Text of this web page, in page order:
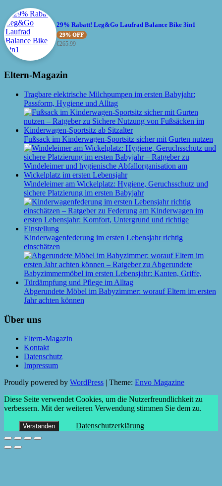
29% Rabatt! Leg&Go Laufrad Balance Bike 3in1
29% OFF
€265.99
Eltern-Magazin
Tragbare elektrische Milchpumpen im ersten Babyjahr:
Passform, Hygiene und Alltag
Fußsack im Kinderwagen-Sportsitz sicher mit Gurten nutzen
Windeleimer am Wickelplatz: Hygiene, Geruchsschutz und
sichere Platzierung im ersten Babyjahr
Kinderwagenfederung im ersten Lebensjahr richtig
einschätzen
Abgerundete Möbel im Babyzimmer: worauf Eltern im ersten
Jahr achten können
Über uns
Eltern-Magazin
Kontakt
Datenschutz
Impressum
Proudly powered by WordPress Theme: Envo Magazine
Diese Seite verwendet Cookies, um die Nutzerfreundlichkeit zu
verbessern. Mit der weiteren Verwendung stimmen Sie dem zu.
Verstanden Datenschutzerklärung